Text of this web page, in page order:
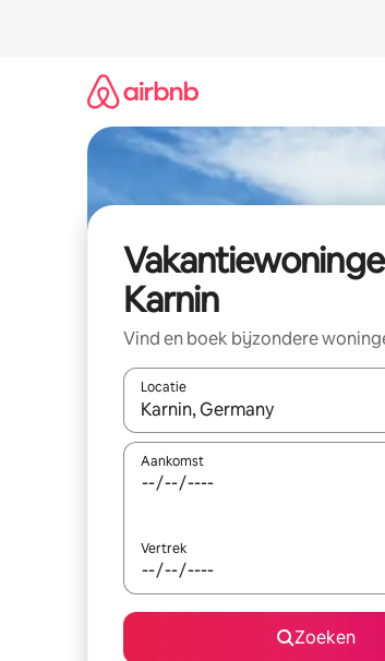
Karnin
Vind en boek bijzondere
Locatie
Wanneer er resultaten
Aankomst
Vertrek
Zoeken